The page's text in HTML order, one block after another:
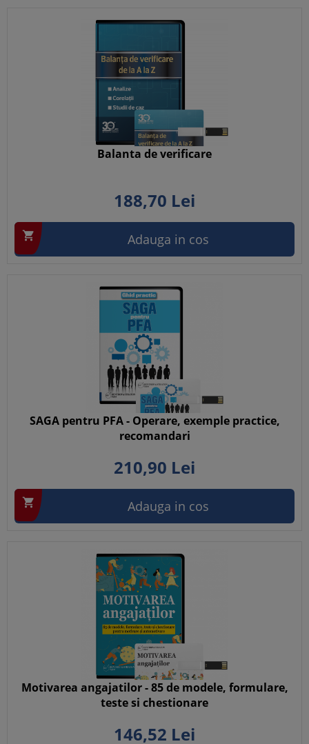
Balanta de verificare
188,70 Lei
 Adauga in cos
SAGA pentru PFA - Operare, exemple practice,
recomandari
210,90 Lei
 Adauga in cos
Motivarea angajatilor - 85 de modele, formulare,
teste si chestionare
146,52 Lei